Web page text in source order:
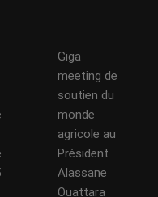
Giga
meeting de
soutien du
monde
agricole au
Président
Alassane
Ouattara